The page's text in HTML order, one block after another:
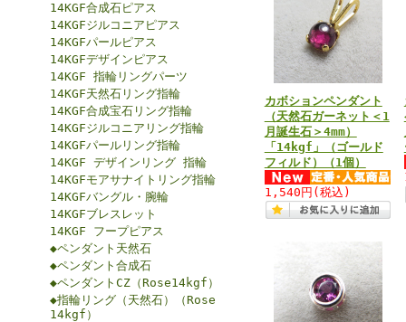
14KGF合成石ピアス
14KGFジルコニアピアス
14KGFパールピアス
14KGFデザインピアス
14KGF 指輪リングパーツ
14KGF天然石リング指輪
14KGF合成宝石リング指輪
14KGFジルコニアリング指輪
14KGFパールリング指輪
14KGF デザインリング 指輪
14KGFモアサナイトリング指輪
14KGFバングル・腕輪
14KGFブレスレット
14KGF フープピアス
◆ペンダント天然石
◆ペンダント合成石
◆ペンダントCZ（Rose14kgf）
◆指輪リング（天然石）（Rose
14kgf）
カボションペンダント
（天然石ガーネット＜1
月誕生石＞4mm）
「14kgf」（ゴールド
フィルド）（1個）
1,540円 (税込)